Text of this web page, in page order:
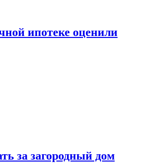
ипотеке оценили
за загородный дом